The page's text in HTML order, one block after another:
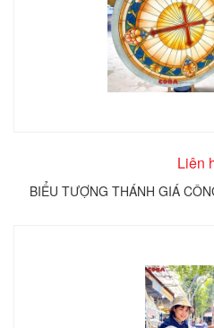
Liên
BIỂU TƯỢNG THÁNH GIÁ